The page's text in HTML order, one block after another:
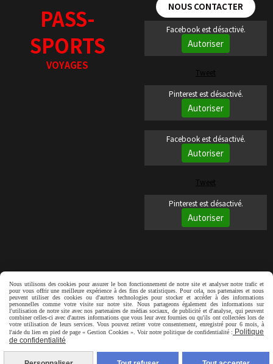
PASS-
SPORTS
VOYAGES
NOUS CONTACTER
Facebook est désactivé.
Autoriser
Tweet
Pinterest est désactivé.
Autoriser
Facebook est désactivé.
Autoriser
Tweet
Pinterest est désactivé.
Autoriser
Facebook est désactivé. Autoriser
Mentions Légales Conditions générales de vente
Politique de confidentialité
Assurance voyage
Nous utilisons des cookies pour assurer le bon fonctionnement de notre site et analyser notre trafic et
pour vous offrir une meilleure expérience à des fins de statistiques. Pour cela, nos partenaires et nous
peuvent utiliser des cookies ou d'autres technologies pour stocker et accéder à des informations
personnelles comme votre visite sur notre site. Nous partageons également des informations sur
l'utilisation de notre site avec nos partenaires de médias sociaux, de publicité et d'analyse, qui peuvent
combiner celles-ci avec d'autres informations que vous leur avez fournies ou qu'ils ont collectées lors de
votre utilisation de leurs services. Vous pouvez retirer votre consentement, enregistré pour 6 mois, à
l'aide du lien en pied de page « Gestion Cookies ». Voir notre politique de confidentialité : Politique
de confidentialité